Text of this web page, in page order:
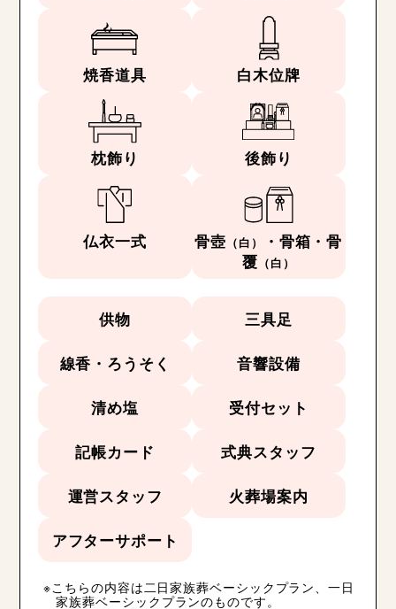
焼香道具 白木位牌
枕飾り 後飾り
仏衣一式 骨壺 （白）
・骨箱・骨
覆 （白）
供物 三具足
線香・ろうそく 音響設備
清め塩 受付セット
記帳カード 式典スタッフ
運営スタッフ 火葬場案内
アフターサポート
こちらの内容は二日家族葬ベーシックプラン、一日
家族葬ベーシックプランのものです。